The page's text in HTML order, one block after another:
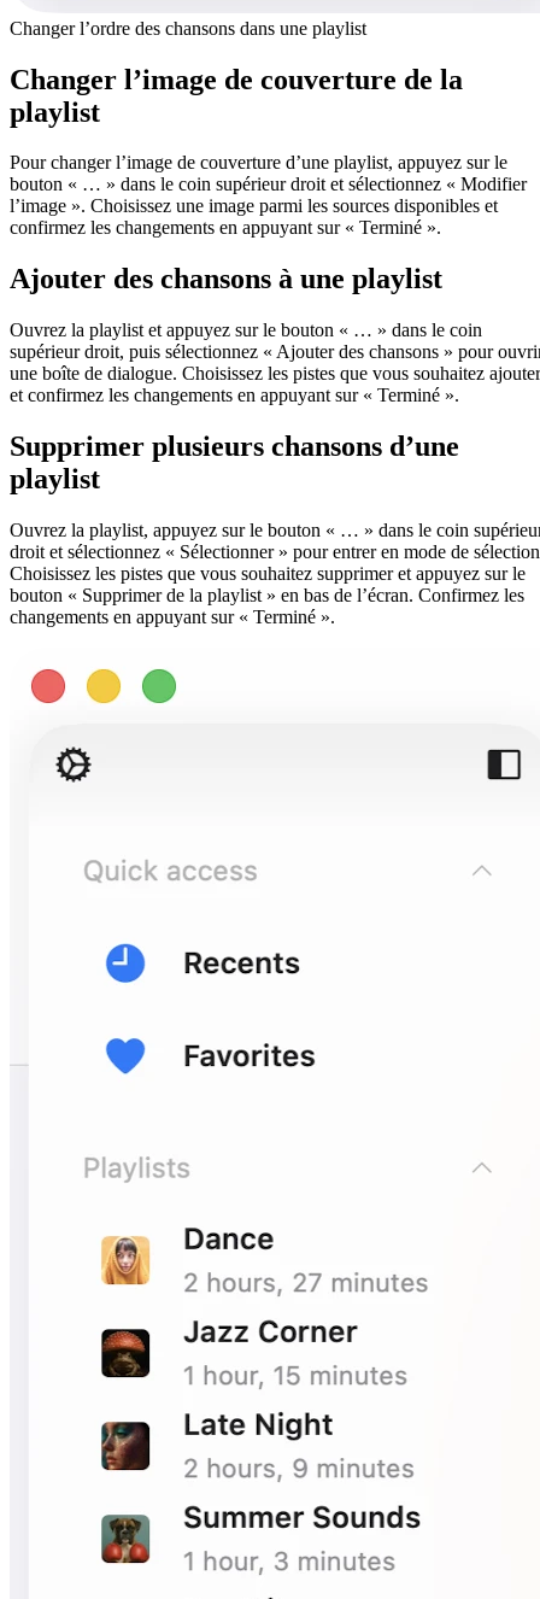
Changer l’ordre des chansons dans une playlist
Changer l’image de couverture de la
playlist
Pour changer l’image de couverture d’une playlist, appuyez sur le
bouton « … » dans le coin supérieur droit et sélectionnez « Modifier
l’image ». Choisissez une image parmi les sources disponibles et
confirmez les changements en appuyant sur « Terminé ».
Ajouter des chansons à une playlist
Ouvrez la playlist et appuyez sur le bouton « … » dans le coin
supérieur droit, puis sélectionnez « Ajouter des chansons » pour
une boîte de dialogue. Choisissez les pistes que vous souhaitez ajouter
et confirmez les changements en appuyant sur « Terminé ».
Supprimer plusieurs chansons d’une
playlist
Ouvrez la playlist, appuyez sur le bouton « … » dans le coin
droit et sélectionnez « Sélectionner » pour entrer en mode de
Choisissez les pistes que vous souhaitez supprimer et appuyez sur le
bouton « Supprimer de la playlist » en bas de l’écran. Confirmez les
changements en appuyant sur « Terminé ».